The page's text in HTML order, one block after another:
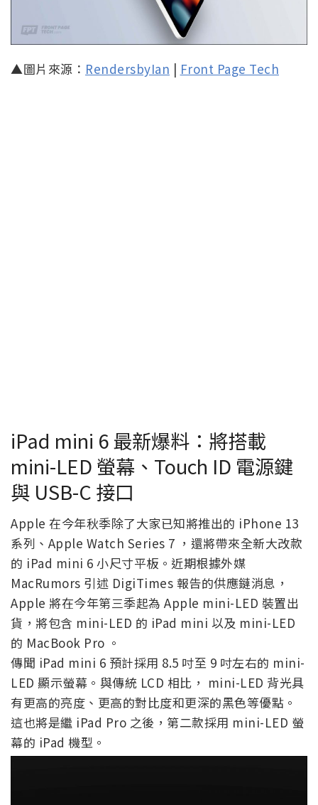
▲圖片來源： RendersbyIan | Front Page Tech
iPad mini 6 最新爆料：將搭載
mini-LED 螢幕、Touch ID 電源鍵
與 USB-C 接口
Apple 在今年秋季除了大家已知將推出的 iPhone 13
系列、Apple Watch Series 7 ，還將帶來全新大改款
的 iPad mini 6 小尺寸平板。近期根據外媒
MacRumors 引述 DigiTimes 報告的供應鏈消息，
Apple 將在今年第三季起為 Apple mini-LED 裝置出
貨，將包含 mini-LED 的 iPad mini 以及 mini-LED
的 MacBook Pro 。
傳聞 iPad mini 6 預計採用 8.5 吋至 9 吋左右的 mini-
LED 顯示螢幕。與傳統 LCD 相比， mini-LED 背光具
有更高的亮度、更高的對比度和更深的黑色等優點。
這也將是繼 iPad Pro 之後，第二款採用 mini-LED 螢
幕的 iPad 機型。